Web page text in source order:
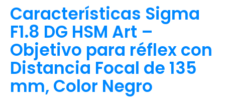
Características Sigma
F1.8 DG HSM Art –
Objetivo para réflex con
Distancia Focal de 135
mm, Color Negro